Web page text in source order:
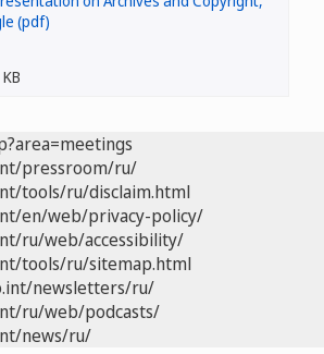
pressroom/ru/
tools/ru/disclaim.html
en/web/privacy-policy/
ru/web/accessibility/
tools/ru/sitemap.html
newsletters/ru/
ru/web/podcasts/
news/ru/